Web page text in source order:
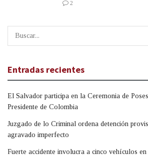
2
Entradas recientes
El Salvador participa en la Ceremonia de
Presidente de Colombia
Juzgado de lo Criminal ordena detención
agravado imperfecto
Fuerte accidente involucra a cinco vehículos